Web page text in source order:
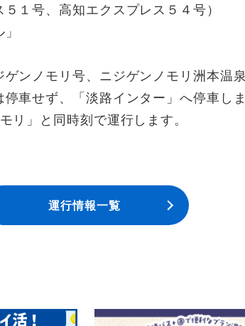
１号、高知エクスプレス５４号）
ンノモリ号、ニジゲンノモリ洲本温泉
せず、「淡路インター」へ停車しま
」と同時刻で運行します。
運行情報一覧